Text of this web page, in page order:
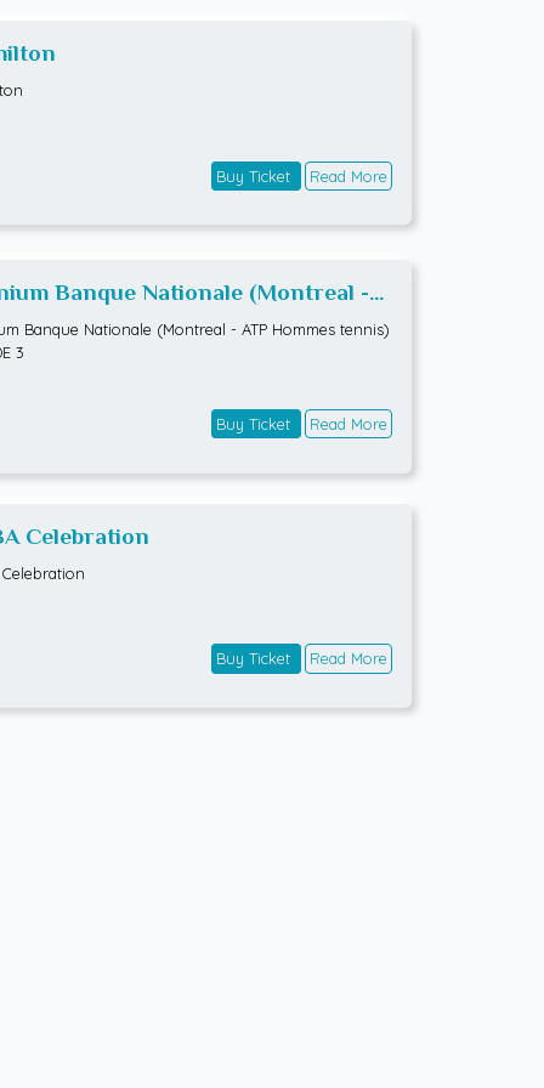
Buy Ticket Read More
Banque Nationale (Montreal -
Hommes tennis) RONDE 3
Banque Nationale (Montreal - ATP Hommes tennis)
3
Buy Ticket Read More
Celebration
Celebration
Buy Ticket Read More